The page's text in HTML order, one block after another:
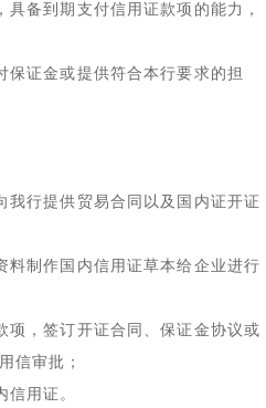
具备到期支付信用证款项的能力，
保证金或提供符合本行要求的担
我行提供贸易合同以及国内证开证
料制作国内信用证草本给企业进行
项，签订开证合同、保证金协议或
信审批；
信用证。